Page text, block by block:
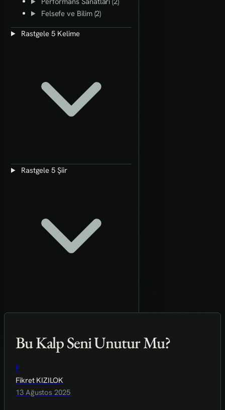
Felsefe ve Bilim (2)
Rastgele 5 Kelime
Rastgele 5 Şiir
Bu Kalp Seni Unutur Mu?
F
Fikret KIZILOK
13 Ağustos 2025